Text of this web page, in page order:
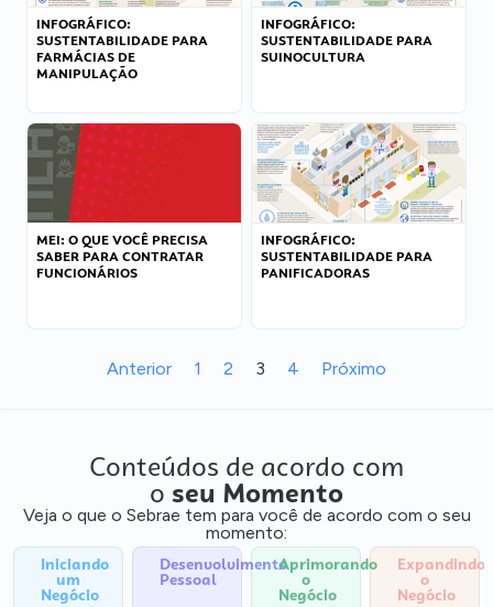
INFOGRÁFICO:
SUSTENTABILIDADE PARA
FARMÁCIAS DE
MANIPULAÇÃO
INFOGRÁFICO:
SUSTENTABILIDADE PARA
SUINOCULTURA
MEI: O QUE VOCÊ PRECISA
SABER PARA CONTRATAR
FUNCIONÁRIOS
INFOGRÁFICO:
SUSTENTABILIDADE PARA
PANIFICADORAS
Anterior 1 2 3 4 Próximo
Conteúdos de acordo com
o seu Momento
Veja o que o Sebrae tem para você de acordo com o seu
momento:
Iniciando
um
Negócio
Desenvolvimento
Pessoal
Aprimorando
o
Negócio
Expandindo
o
Negócio